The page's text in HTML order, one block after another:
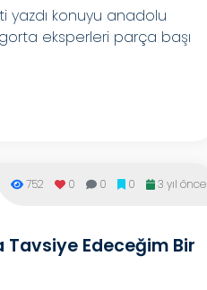
konuyu anadolu
eksperleri parça başı
Tavsiye Edeceğim Bir
752 0 0 0 3 yıl önce